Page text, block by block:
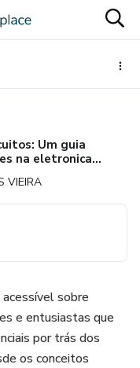
Um guia
na eletronica
VIEIRA
sobre
e entusiastas que
por trás dos
os conceitos